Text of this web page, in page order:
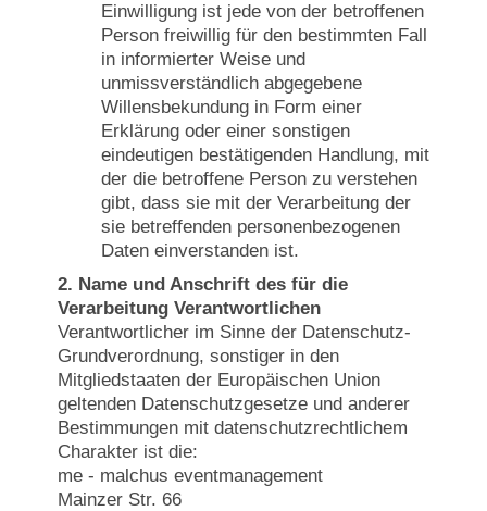
Einwilligung ist jede von der betroffenen
Person freiwillig für den bestimmten Fall
in informierter Weise und
unmissverständlich abgegebene
Willensbekundung in Form einer
Erklärung oder einer sonstigen
eindeutigen bestätigenden Handlung, mit
der die betroffene Person zu verstehen
gibt, dass sie mit der Verarbeitung der
sie betreffenden personenbezogenen
Daten einverstanden ist.
2. Name und Anschrift des für die
Verarbeitung Verantwortlichen
Verantwortlicher im Sinne der Datenschutz-
Grundverordnung, sonstiger in den
Mitgliedstaaten der Europäischen Union
geltenden Datenschutzgesetze und anderer
Bestimmungen mit datenschutzrechtlichem
Charakter ist die:
me - malchus eventmanagement
Mainzer Str. 66